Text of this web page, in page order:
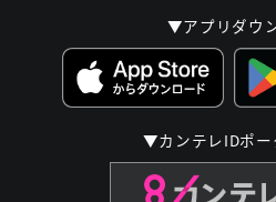
▼アプリダウ
▼カンテレIDポー